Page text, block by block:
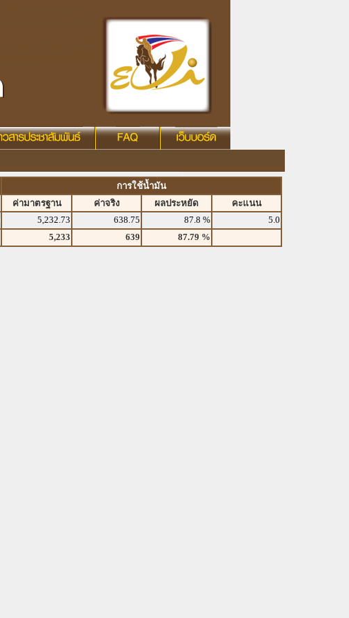
การใช้น้ำมัน
ค่ามาตรฐาน ค่าจริง ผลประหยัด
คะแนน
5,232.73 638.75 87.8 %
5.0
5,233 639 87.79 %